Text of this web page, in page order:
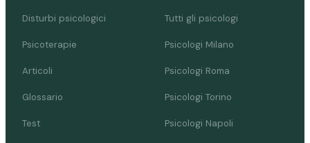
Disturbi psicologici
Psicoterapie
Articoli
Glossario
Test
Tutti gli psicologi
Psicologi Milano
Psicologi Roma
Psicologi Torino
Psicologi Napoli